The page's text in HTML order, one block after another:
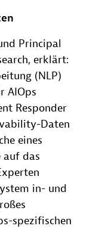
Principal
erklärt:
(NLP)
AIOps
Responder
Daten
eines
auf das
in- und
spezifischen